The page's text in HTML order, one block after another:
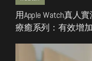
用Apple Watch真人
療癒系列：有效增